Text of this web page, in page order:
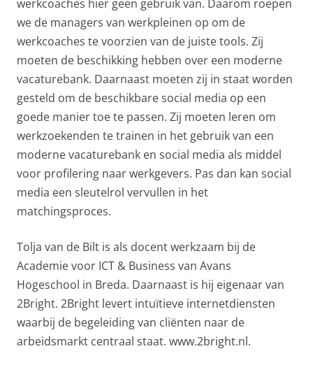
werkcoaches hier geen gebruik van. Daarom roepen
we de managers van werkpleinen op om de
werkcoaches te voorzien van de juiste tools. Zij
moeten de beschikking hebben over een moderne
vacaturebank. Daarnaast moeten zij in staat worden
gesteld om de beschikbare social media op een
goede manier toe te passen. Zij moeten leren om
werkzoekenden te trainen in het gebruik van een
moderne vacaturebank en social media als middel
voor profilering naar werkgevers. Pas dan kan social
media een sleutelrol vervullen in het
matchingsproces.
Tolja van de Bilt is als docent werkzaam bij de
Academie voor ICT & Business van Avans
Hogeschool in Breda. Daarnaast is hij eigenaar van
2Bright. 2Bright levert intuïtieve internetdiensten
waarbij de begeleiding van cliënten naar de
arbeidsmarkt centraal staat. www.2bright.nl.